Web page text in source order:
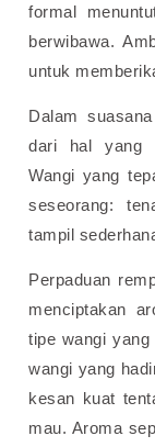
formal
berwibawa.
untuk
Dalam
dari hal yang
Wangi yang
seseorang:
tampil
Perpaduan
menciptakan
tipe wangi
wangi yang
kesan kuat
mau. Aroma